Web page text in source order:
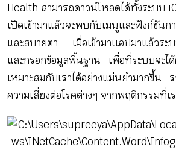
Health สามารถดาวน์โหลดได้ทั้งระบบ
เปิดเข้ามาแล้วจะพบกับเมนูและฟังก์ชันกา
และสบายตา เมื่อเข้ามาเเอปมาแล้วระ
และกรอกข้อมูลพื้นฐาน เพื่อที่ระบบจะไ
เหมาะสมกับเราได้อย่างแม่นยำมากขึ้น
ความเสี่ยงต่อโรคต่างๆ จากพฤติกรรมที่เ